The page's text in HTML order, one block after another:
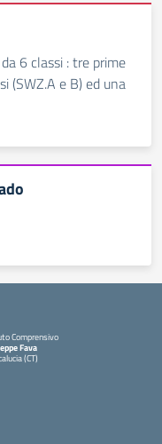
6 classi : tre prime
(SWZ.A e B) ed una
Comprensivo
Fava
(CT)